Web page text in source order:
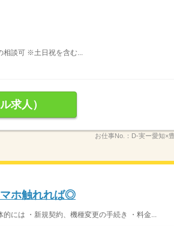
相談可 ※土日祝を含む...
求人）
お仕事No.： D-実ー愛知×
ホ触れれば◎
には ・新規契約、機種変更の手続き ・料金...